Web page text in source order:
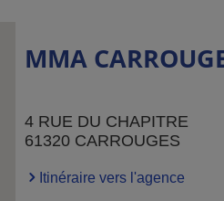
MMA
4 RUE DU CHAPITRE
61320 CARROUGES
Itinéraire vers l'agence